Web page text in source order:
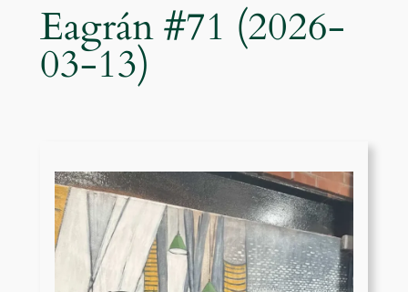
Eagrán #71 (2026-
03-13)